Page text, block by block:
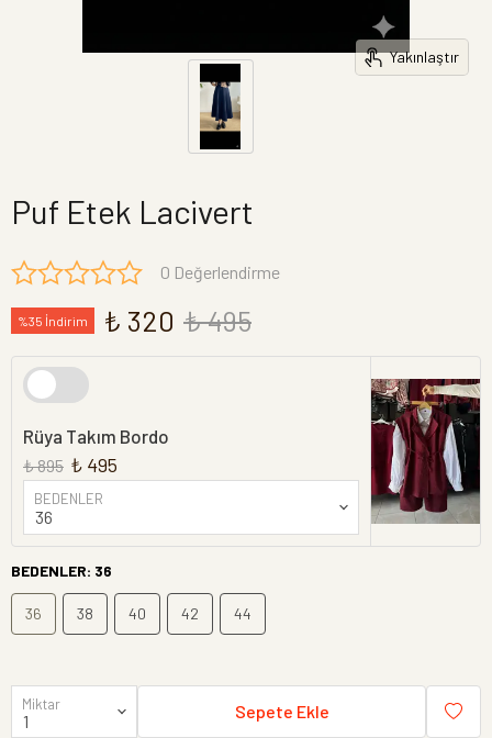
Yakınlaştır
Puf Etek Lacivert
0 Değerlendirme
%35 İndirim ₺ 320 ₺ 495
Rüya Takım Bordo
₺ 895 ₺ 495
BEDENLER
BEDENLER: 36
36 38 40 42 44
Miktar Sepete Ekle